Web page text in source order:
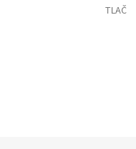
TLAČ